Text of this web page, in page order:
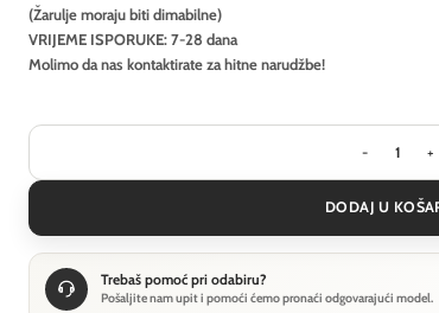
(Žarulje moraju biti dimabilne)
VRIJEME ISPORUKE: 7-28 dana
Molimo da nas kontaktirate za hitne narudžbe!
DODAJ U
Trebaš pomoć pri odabiru?
Pošaljite nam upit i pomoći ćemo pronaći odgovarajući model.